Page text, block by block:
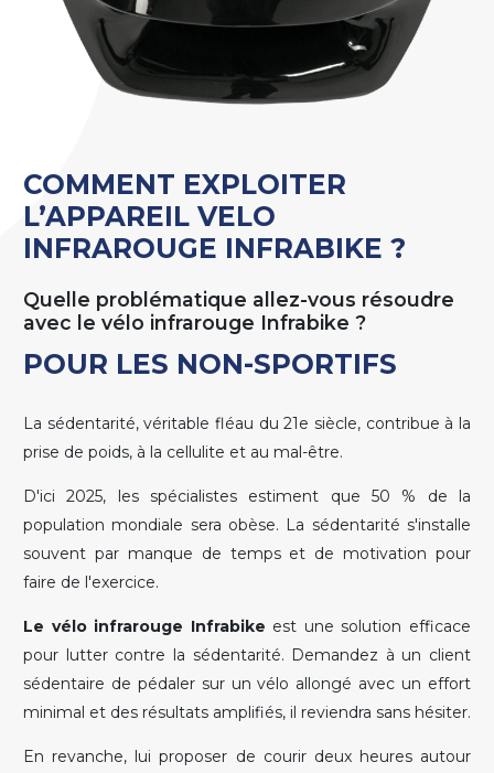
COMMENT EXPLOITER
L’APPAREIL VELO
INFRAROUGE INFRABIKE ?
Quelle problématique allez-vous résoudre
avec le vélo infrarouge Infrabike ?
POUR LES NON-SPORTIFS
La sédentarité, véritable fléau du 21e siècle, contribue à la
prise de poids, à la cellulite et au mal-être.
D'ici 2025, les spécialistes estiment que 50 % de la
population mondiale sera obèse. La sédentarité s'installe
souvent par manque de temps et de motivation pour
faire de l'exercice.
Le vélo infrarouge Infrabike est une solution efficace
pour lutter contre la sédentarité. Demandez à un client
sédentaire de pédaler sur un vélo allongé avec un effort
minimal et des résultats amplifiés, il reviendra sans hésiter.
En revanche, lui proposer de courir deux heures autour